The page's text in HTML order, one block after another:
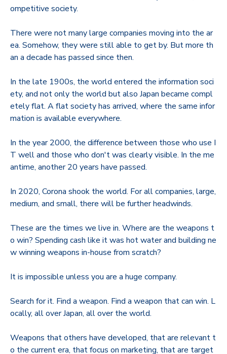
ompetitive society.
There were not many large companies moving into the ar
ea. Somehow, they were still able to get by. But more th
an a decade has passed since then.
In the late 1900s, the world entered the information soci
ety, and not only the world but also Japan became compl
etely flat. A flat society has arrived, where the same infor
mation is available everywhere.
In the year 2000, the difference between those who use I
T well and those who don't was clearly visible. In the me
antime, another 20 years have passed.
In 2020, Corona shook the world. For all companies, large,
medium, and small, there will be further headwinds.
These are the times we live in. Where are the weapons t
o win? Spending cash like it was hot water and building ne
w winning weapons in-house from scratch?
It is impossible unless you are a huge company.
Search for it. Find a weapon. Find a weapon that can win. L
ocally, all over Japan, all over the world.
Weapons that others have developed, that are relevant t
o the current era, that focus on marketing, that are target